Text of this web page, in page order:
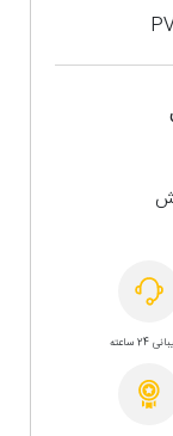
24 ساعته